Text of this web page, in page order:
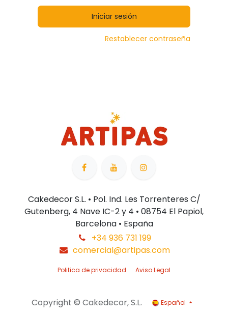
Iniciar sesión
Restablecer contraseña
Cakedecor S.L. • Pol. Ind. Les Torrenteres C/
Gutenberg, 4 Nave IC-2 y 4 • 08754 El Papiol,
Barcelona • España
+34 936 731 199
comercial@artipas.com
Politica de privacidad Aviso Legal
Copyright © Cakedecor, S.L. Español